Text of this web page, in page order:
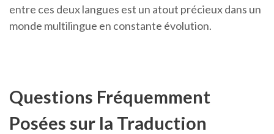
entre ces deux langues est un atout précieux dans un
monde multilingue en constante évolution.
Questions Fréquemment
Posées sur la Traduction